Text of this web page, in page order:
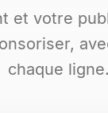
et votre
chaque ligne.